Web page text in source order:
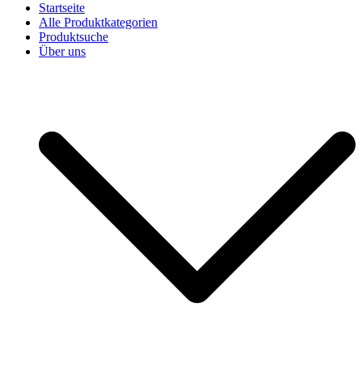
Startseite
Alle Produktkategorien
Produktsuche
Über uns